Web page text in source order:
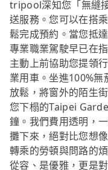
tripool深知您「無縫
送服務。您可以在搭
鬆完成預約。當您抵
專業職業駕駛早已在
主動上前協助您提領
業用車。坐進100%
放鬆，將窗外的陌生
您下榻的Taipei
鐘。我們費用透明，
攤下來，絕對比您想
轉乘的勞頓與問路的
從容、是優雅，更是